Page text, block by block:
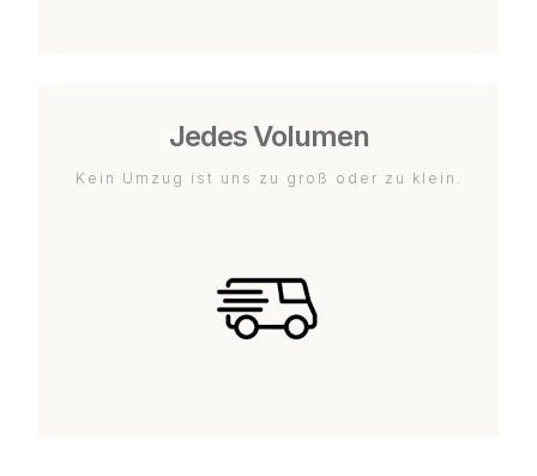
Jedes Volumen
Kein Umzug ist uns zu groß oder zu klein.